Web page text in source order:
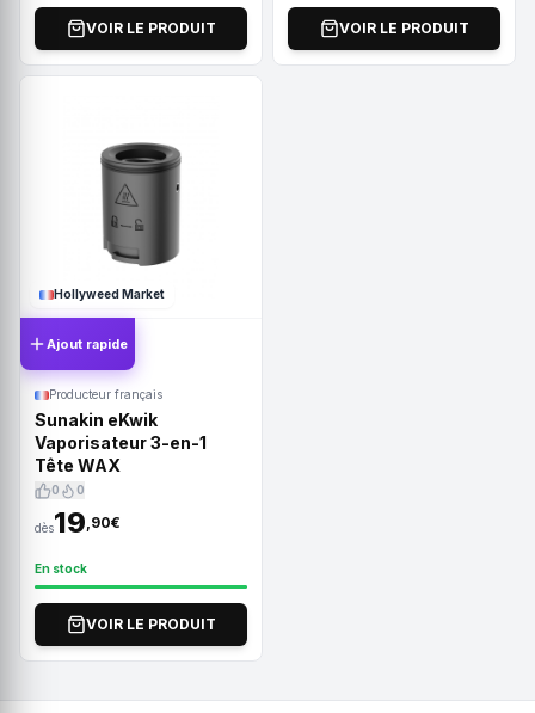
VOIR LE PRODUIT VOIR LE PRODUIT
Hollyweed Market
Ajout rapide
Producteur français
Sunakin eKwik
Vaporisateur 3-en-1
Tête WAX
0 0
dès19,90€
En stock
VOIR LE PRODUIT